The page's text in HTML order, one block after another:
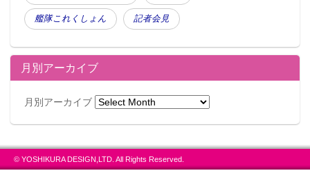
艦隊これくしょん 記者会見
月別アーカイブ
月別アーカイブ
© YOSHIKURA DESIGN,LTD. All Rights Reserved.